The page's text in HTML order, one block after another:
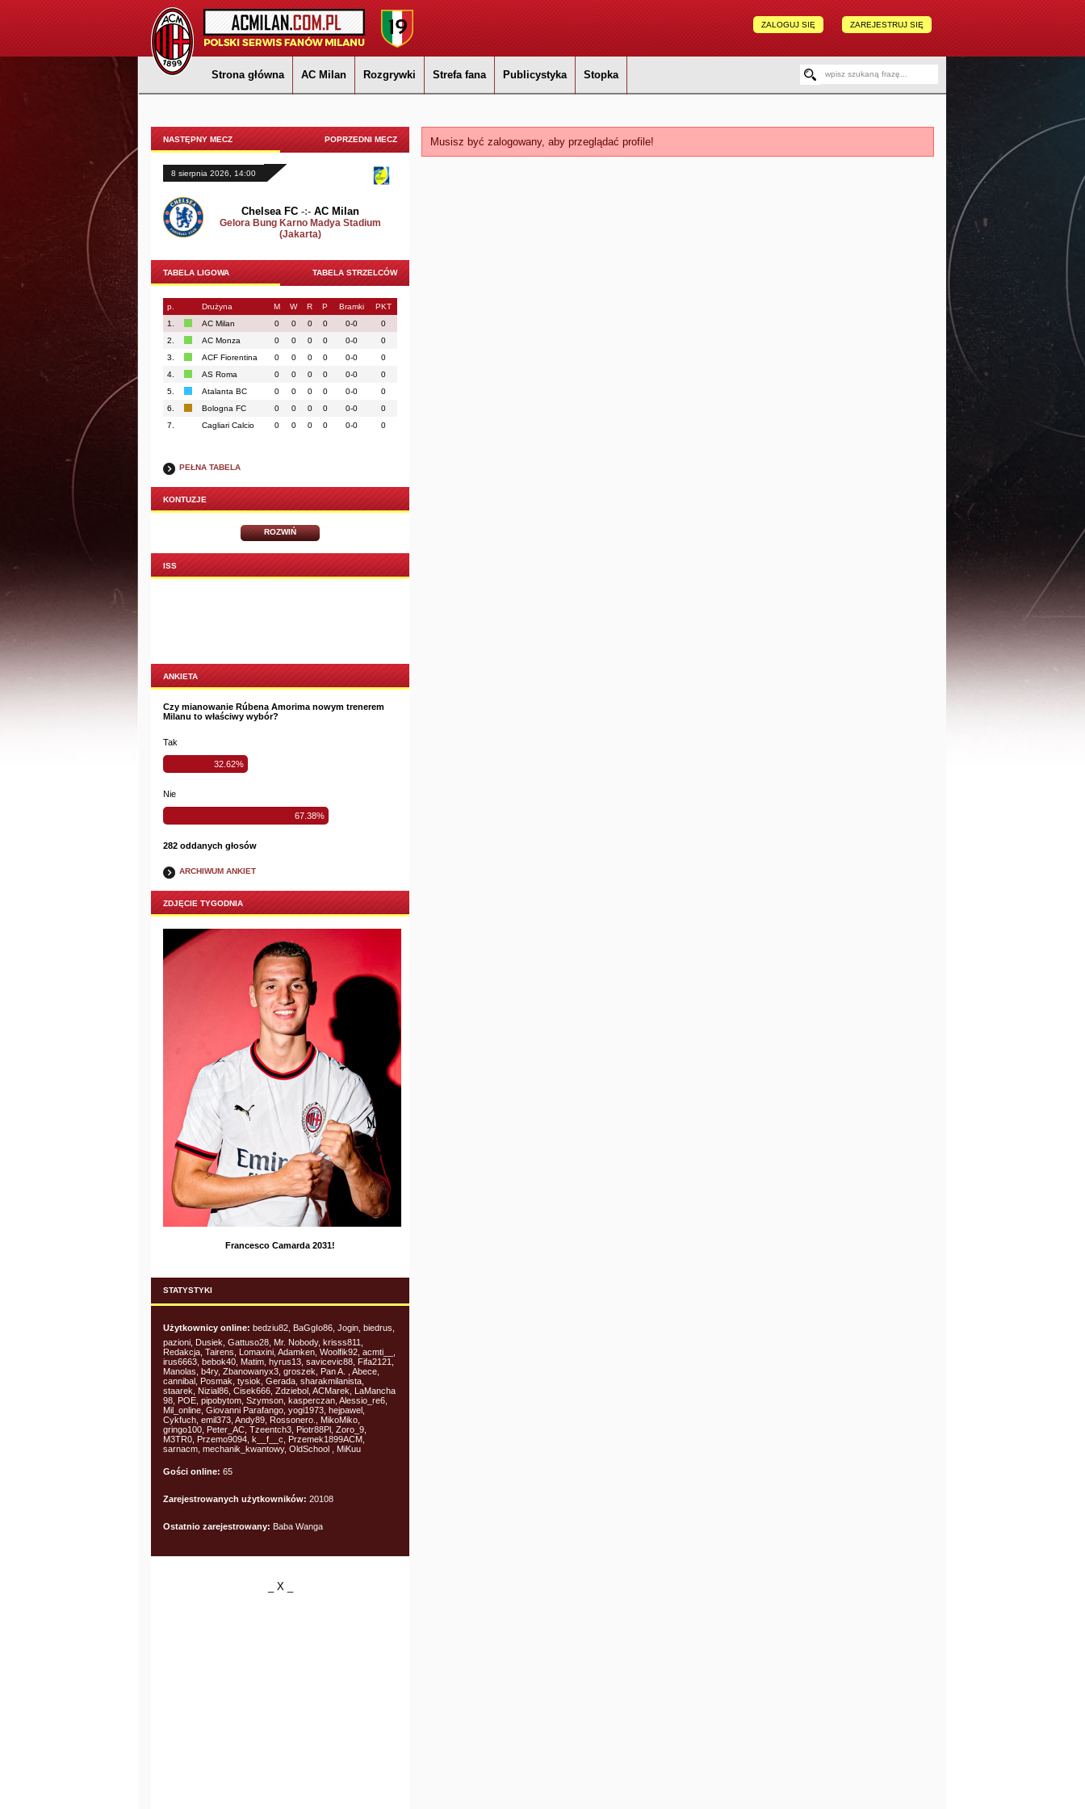
ZAREJESTRUJ SIĘ
ZALOGUJ SIĘ
Strona główna AC Milan Rozgrywki Strefa fana Publicystyka Stopka
NASTĘPNY MECZ POPRZEDNI MECZ
8 sierpnia 2026, 14:00
Chelsea FC -:- AC Milan
Gelora Bung Karno Madya Stadium
(Jakarta)
TABELA LIGOWA TABELA STRZELCÓW
p. Drużyna M W R P Bramki
PKT
1.
AC Milan 0 0 0 0 0-0
0
2.
AC Monza 0 0 0 0 0-0
0
3.
ACF Fiorentina 0 0 0 0 0-0
0
4.
AS Roma 0 0 0 0 0-0
0
5.
Atalanta BC 0 0 0 0 0-0
0
6.
Bologna FC 0 0 0 0 0-0
0
7.
Cagliari Calcio 0 0 0 0 0-0 0
PEŁNA TABELA
KONTUZJE
ROZWIŃ
ISS
ANKIETA
Czy mianowanie Rúbena Amorima nowym trenerem
Milanu to właściwy wybór?
Tak
32.62%
Nie
67.38%
282 oddanych głosów
ARCHIWUM ANKIET
ZDJĘCIE TYGODNIA
Francesco Camarda 2031!
STATYSTYKI
Użytkownicy online: bedziu82, BaGgIo86, Jogin, biedrus,
pazioni, Dusiek, Gattuso28, Mr. Nobody, krisss811,
Redakcja, Tairens, Lomaxini, Adamken, Woolfik92, acmti__,
irus6663, bebok40, Matim, hyrus13, savicevic88, Fifa2121,
Manolas, b4ry, Zbanowanyx3, groszek, Pan A. , Abece,
cannibal, Posmak, tysiok, Gerada, sharakmilanista,
staarek, Nizial86, Cisek666, Zdziebol, ACMarek, LaMancha
98, POE, pipobytom, Szymson, kasperczan, Alessio_re6,
Mil_online, Giovanni Parafango, yogi1973, hejpawel,
Cykfuch, emil373, Andy89, Rossonero., MikoMiko,
gringo100, Peter_AC, Tzeentch3, Piotr88Pl, Zoro_9,
M3TR0, Przemo9094, k__f__c, Przemek1899ACM,
sarnacm, mechanik_kwantowy, OldSchool , MiKuu
Gości online: 65
Zarejestrowanych użytkowników: 20108
Ostatnio zarejestrowany: Baba Wanga
_ X _
Musisz być zalogowany, aby przeglądać profile!